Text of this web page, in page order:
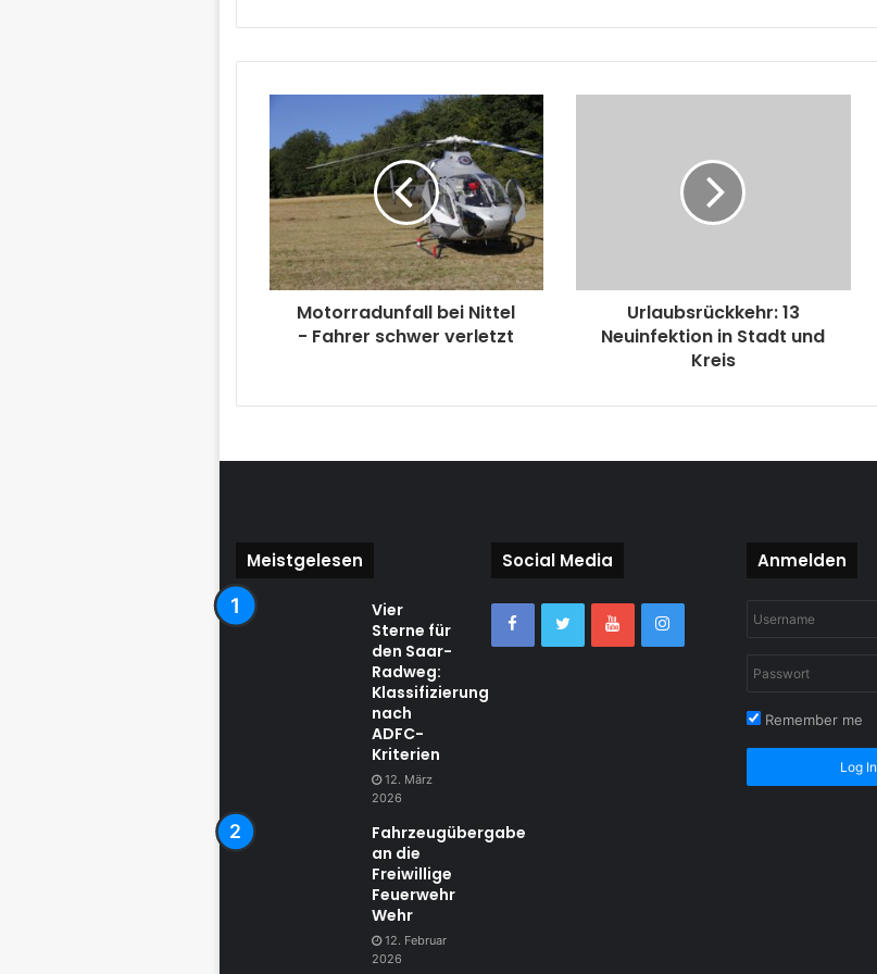
Motorradunfall bei Nittel
- Fahrer schwer verletzt
Urlaubsrückkehr: 13
Neuinfektion in Stadt und
Kreis
Meistgelesen
Vier
Sterne für
den Saar-
Radweg:
Klassifizierung
nach
ADFC-
Kriterien
12. März
2026
Fahrzeugübergabe
an die
Freiwillige
Feuerwehr
Wehr
12. Februar
2026
Social Media Anmelden
Remember me
Log In